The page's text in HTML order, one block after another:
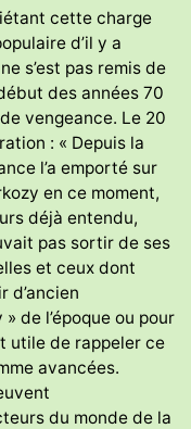
cette charge
d’il y a
s’est pas remis de
des années 70
vengeance. Le 20
: « Depuis la
l’a emporté sur
en ce moment,
déjà entendu,
pas sortir de ses
et ceux dont
d’ancien
de l’époque ou pour
utile de rappeler ce
avancées.
du monde de la